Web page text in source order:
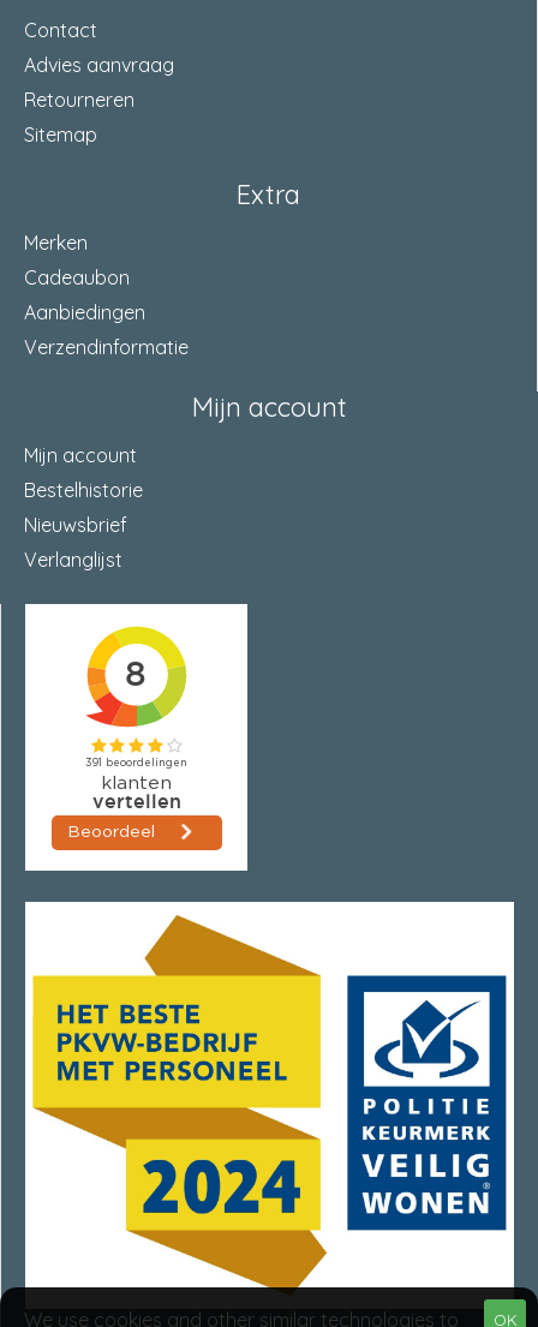
Contact
Advies aanvraag
Retourneren
Sitemap
Extra
Merken
Cadeaubon
Aanbiedingen
Verzendinformatie
Mijn account
Mijn account
Bestelhistorie
Nieuwsbrief
Verlanglijst
OK
We use cookies and other similar technologies to